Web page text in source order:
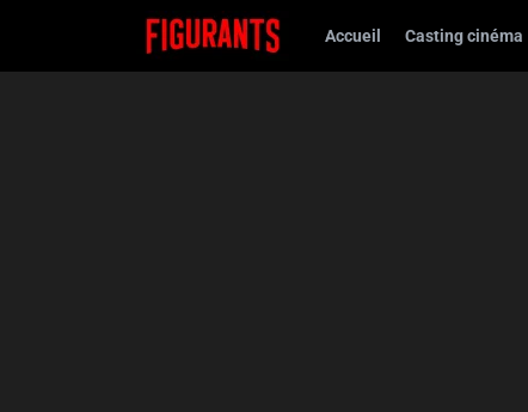
Accueil Casting cinéma